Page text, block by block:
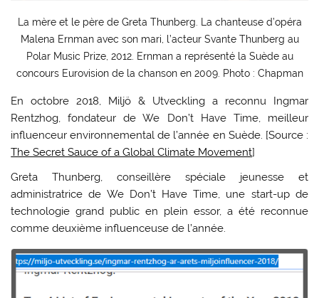
La mère et le père de Greta Thunberg. La chanteuse d’opéra
Malena Ernman avec son mari, l’acteur Svante Thunberg au
Polar Music Prize, 2012. Ernman a représenté la Suède au
concours Eurovision de la chanson en 2009. Photo : Chapman
En octobre 2018, Miljö & Utveckling a reconnu Ingmar
Rentzhog, fondateur de We Don’t Have Time, meilleur
influenceur environnemental de l’année en Suède. [Source :
The Secret Sauce of a Global Climate Movement]
Greta Thunberg, conseillère spéciale jeunesse et
administratrice de We Don’t Have Time, une start-up de
technologie grand public en plein essor, a été reconnue
comme deuxième influenceuse de l’année.